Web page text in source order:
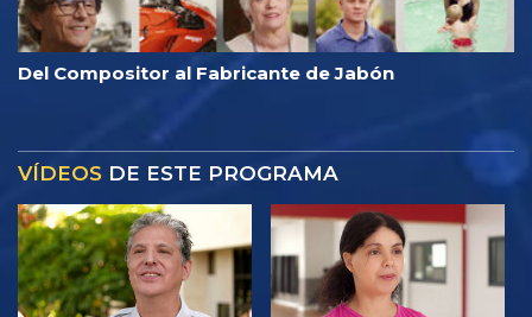
Del Compositor al Fabricante de Jabón
VÍDEOS DE ESTE PROGRAMA